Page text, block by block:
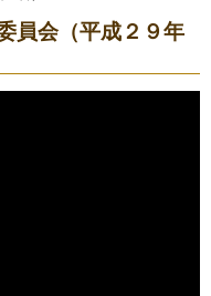
員会（平成２９年